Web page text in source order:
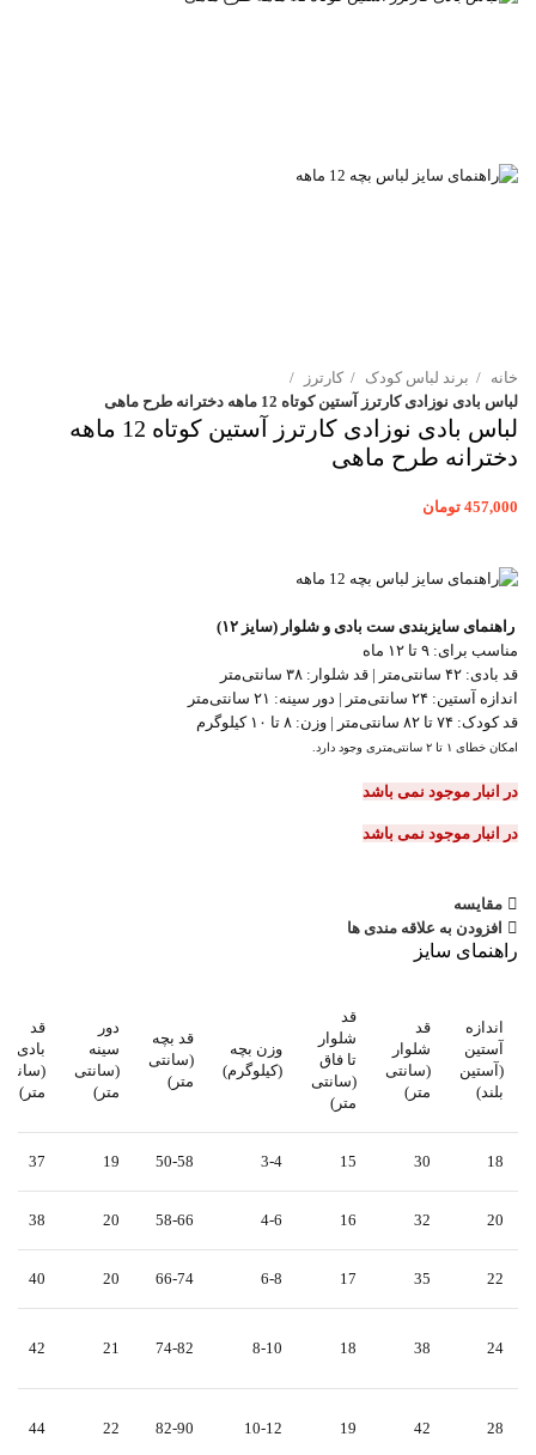
خانه برند لباس کودک
کارترز
لباس بادی نوزادی کارترز آستین کوتاه 12 ماهه دخترانه طرح ماهی
لباس بادی نوزادی کارترز آستین کوتاه 12 ماهه
دخترانه طرح ماهی
457,000 تومان
راهنمای سایزبندی ست بادی و شلوار (سایز ۱۲)
مناسب برای: ۹ تا ۱۲ ماه
قد بادی: ۴۲ سانتی‌متر | قد شلوار: ۳۸ سانتی‌متر
اندازه آستین: ۲۴ سانتی‌متر | دور سینه: ۲۱ سانتی‌متر
قد کودک: ۷۴ تا ۸۲ سانتی‌متر | وزن: ۸ تا ۱۰ کیلوگرم
امکان خطای ۱ تا ۲ سانتی‌متری وجود دارد.
در انبار موجود نمی باشد
در انبار موجود نمی باشد
مقایسه
افزودن به علاقه مندی ها
راهنمای سایز
اندازه
آستین
(آستین
بلند)
قد
شلوار
(سانتی
متر)
قد
شلوار
تا فاق
(سانتی
متر)
وزن بچه
(کیلوگرم)
قد بچه
(سانتی
متر)
دور
سینه
(سانتی
متر)
قد
بادی
(سانتی
متر)
18
30
15
3-4
50-58
19
37
20
32
16
4-6
58-66
20
38
22
35
17
6-8
66-74
20
40
24
38
18
8-10
74-82
21
42
28
42
19
10-12
82-90
22
44